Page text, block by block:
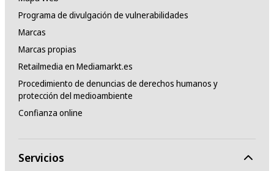
Programa de divulgación de vulnerabilidades
Marcas
Marcas propias
Retailmedia en Mediamarkt.es
Procedimiento de denuncias de derechos humanos y
protección del medioambiente
Confianza online
Servicios